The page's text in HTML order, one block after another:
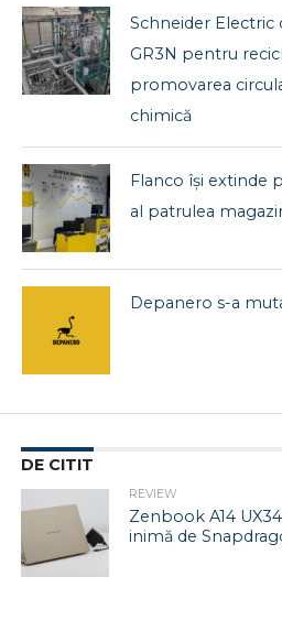
Schneider Electric
GR3N pentru
promovarea
chimică
Flanco își extinde
al patrulea
Depanero s-a
DE CITIT
REVIEW
Zenbook A14
inimă de